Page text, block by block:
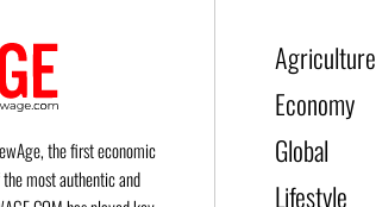
the first economic
most authentic and
Agriculture
Economy
Global
Lifestyle